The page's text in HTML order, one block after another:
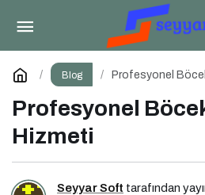
Blog Profesyonel
Profesyonel
Hizmeti
Seyyar Soft tarafından
Nesli Tükenen
Hayata Döndürüldü
Yorum Yap